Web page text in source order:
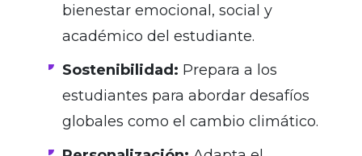
bienestar emocional, social y
académico del estudiante.
Sostenibilidad: Prepara a los
estudiantes para abordar desafíos
globales como el cambio climático.